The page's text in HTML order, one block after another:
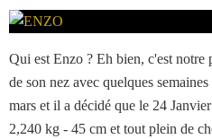
Qui est Enzo ? Eh bien, c'est
de son nez avec quelques
mars et il a décidé que le 24
2,240 kg - 45 cm et tout plein de